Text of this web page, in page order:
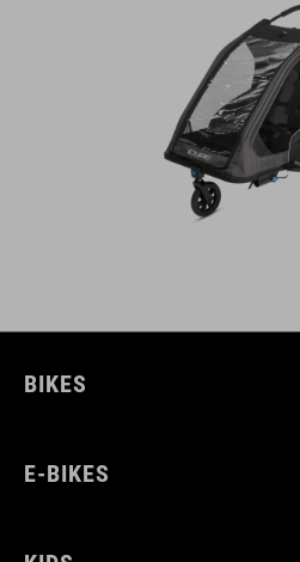
BIKES
E-BIKES